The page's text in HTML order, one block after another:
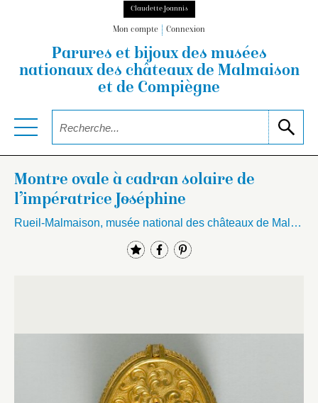
Claudette Joannis
Mon compte Connexion
Parures et bijoux des musées
nationauxdes châteaux de Malmaison
et de Compiègne
Montre ovale à cadran solaire de
l’impératrice Joséphine
Rueil-Malmaison, musée national des châteaux de Malmaison et Bois-Préau